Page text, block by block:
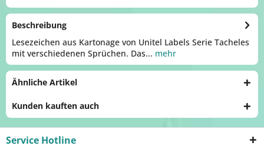
Beschreibung
Lesezeichen aus Kartonage von Unitel Labels Serie Tacheles
mit verschiedenen Sprüchen. Das... mehr
Ähnliche Artikel
Kunden kauften auch
Service Hotline